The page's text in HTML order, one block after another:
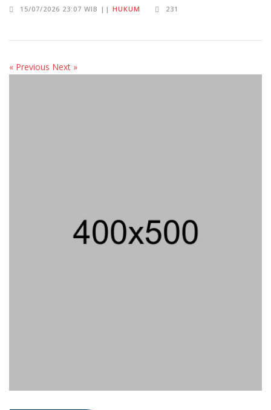
15/07/2026 23:07 WIB || HUKUM 231
« Previous Next »